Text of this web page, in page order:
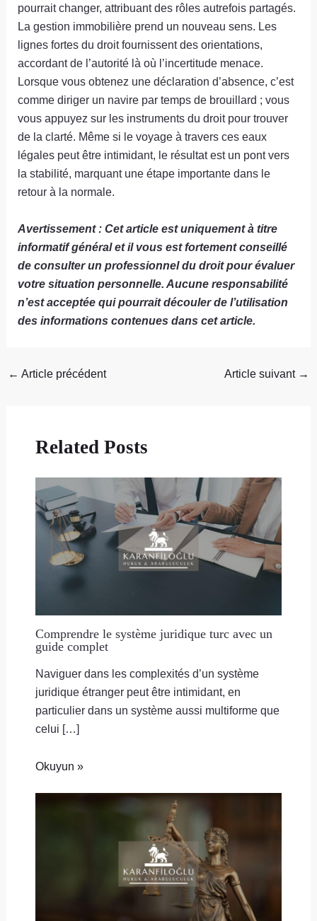
pourrait changer, attribuant des rôles autrefois partagés.
La gestion immobilière prend un nouveau sens. Les
lignes fortes du droit fournissent des orientations,
accordant de l’autorité là où l’incertitude menace.
Lorsque vous obtenez une déclaration d’absence, c’est
comme diriger un navire par temps de brouillard ; vous
vous appuyez sur les instruments du droit pour trouver
de la clarté. Même si le voyage à travers ces eaux
légales peut être intimidant, le résultat est un pont vers
la stabilité, marquant une étape importante dans le
retour à la normale.
Avertissement : Cet article est uniquement à titre
informatif général et il vous est fortement conseillé
de consulter un professionnel du droit pour évaluer
votre situation personnelle. Aucune responsabilité
n’est acceptée qui pourrait découler de l’utilisation
des informations contenues dans cet article.
← Article précédent Article suivant →
Related Posts
Comprendre le système juridique turc avec un
guide complet
Naviguer dans les complexités d’un système
juridique étranger peut être intimidant, en
particulier dans un système aussi multiforme que
celui […]
Okuyun »